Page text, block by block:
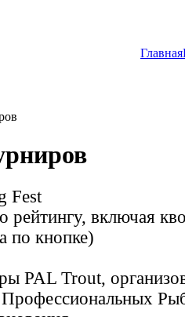
Главная
Fest
включая
по кнопке)
PAL Trout,